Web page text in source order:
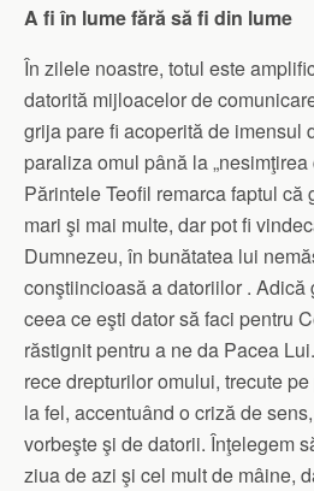
A fi în lume fără să fi din lume
În zilele noastre, totul este
datorită mijloacelor de
grija pare fi acoperită de imensul
paraliza omul până la „nesimţirea
Părintele Teofil remarca faptul că
mari şi mai multe, dar pot fi
Dumnezeu, în bunătatea lui
conştiincioasă a datoriilor . Adică
ceea ce eşti dator să faci pentru
răstignit pentru a ne da Pacea
rece drepturilor omului, trecute
la fel, accentuând o criză de
vorbeşte şi de datorii. Înţelegem
ziua de azi şi cel mult de mâine,